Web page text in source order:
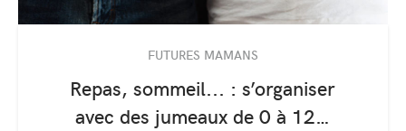
FUTURES MAMANS
Repas, sommeil... : s’organiser
avec des jumeaux de 0 à 12…